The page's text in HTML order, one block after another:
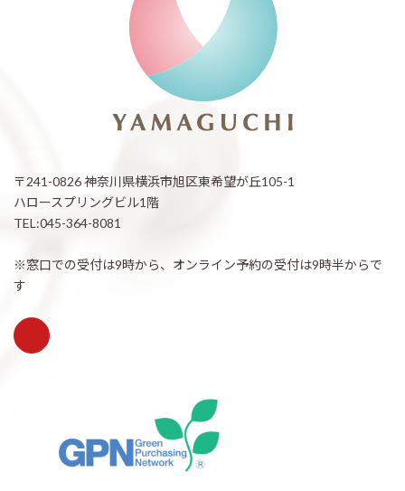
〒241-0826 神奈川県横浜市旭区東希望が丘105-1
ハロースプリングビル1階
TEL:045-364-8081
※窓口での受付は9時から、オンライン予約の受付は9時半からで
す